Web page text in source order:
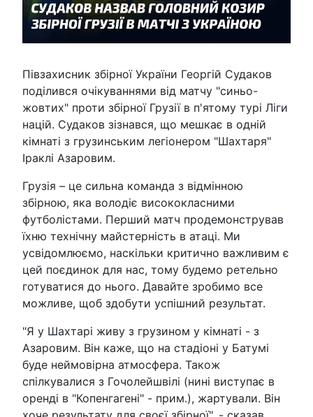
Півзахисник збірної України Георгій Судаков
поділився очікуваннями від матчу "синьо-
жовтих" проти збірної Грузії в п'ятому турі Ліги
націй. Судаков зізнався, що мешкає в одній
кімнаті з грузинським легіонером "Шахтаря"
Іраклі Азаровим.
Грузія – це сильна команда з відмінною
збірною, яка володіє висококласними
футболістами. Перший матч продемонстрував
їхню технічну майстерність в атаці. Ми
усвідомлюємо, наскільки критично важливим є
цей поєдинок для нас, тому будемо ретельно
готуватися до нього. Давайте зробимо все
можливе, щоб здобути успішний результат.
"Я у Шахтарі живу з грузином у кімнаті - з
Азаровим. Він каже, що на стадіоні у Батумі
буде неймовірна атмосфера. Також
спілкувалися з Гочолейшвілі (нині виступає в
оренді в "Копенгагені" - прим.), жартували. Він